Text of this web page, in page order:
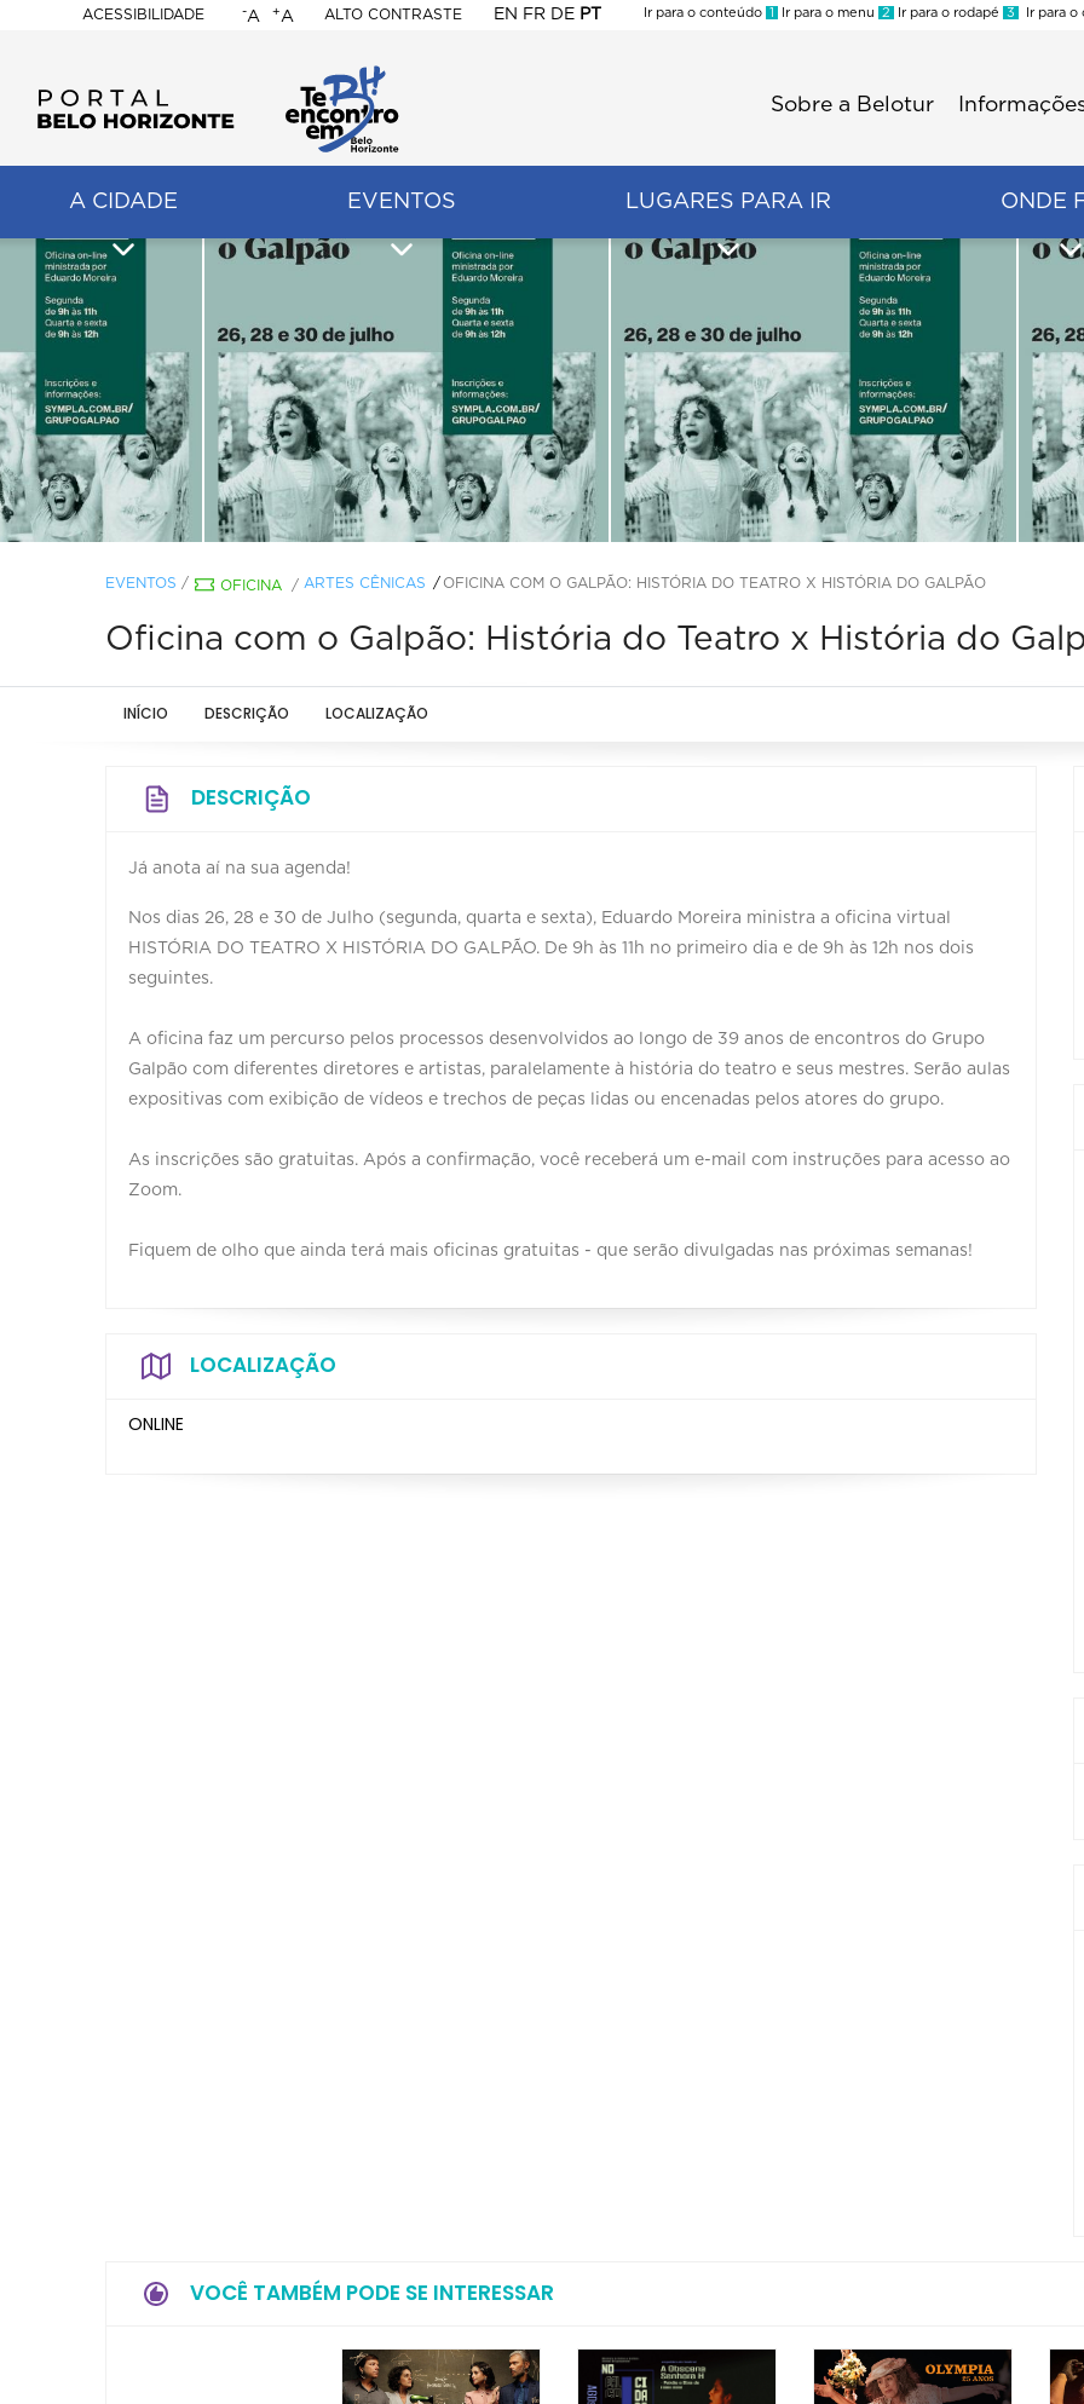
ACESSIBILIDADE
BELO
HORIZONTE
-A +A ALTO CONTRASTE EN FR DE PT
Ir para o conteúdo 1 Ir para o menu 2 Ir para o rodapé 3 Ir para o
Sobre a Belotur
A CIDADE EVENTOS LUGARES PARA IR ONDE
EVENTOS / OFICINA / ARTES CÊNICAS OFICINA COM O GALPÃO: HISTÓRIA DO TEATRO X HISTÓRIA DO GALPÃO
Oficina com o Galpão: História do Teatro x História do
INÍCIO DESCRIÇÃO LOCALIZAÇÃO
DESCRIÇÃO
Já anota aí na sua agenda!
Nos dias 26, 28 e 30 de Julho (segunda, quarta e sexta), Eduardo Moreira ministra a oficina virtual
HISTÓRIA DO TEATRO X HISTÓRIA DO GALPÃO. De 9h às 11h no primeiro dia e de 9h às 12h nos dois
seguintes.
A oficina faz um percurso pelos processos desenvolvidos ao longo de 39 anos de encontros do Grupo
Galpão com diferentes diretores e artistas, paralelamente à história do teatro e seus mestres. Serão aulas
expositivas com exibição de vídeos e trechos de peças lidas ou encenadas pelos atores do grupo.
As inscrições são gratuitas. Após a confirmação, você receberá um e-mail com instruções para acesso ao
Zoom.
Fiquem de olho que ainda terá mais oficinas gratuitas - que serão divulgadas nas próximas semanas!
LOCALIZAÇÃO
ONLINE
VOCÊ TAMBÉM PODE SE INTERESSAR